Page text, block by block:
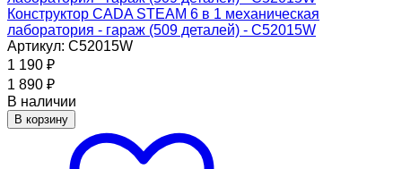
Конструктор CADA STEAM 6 в 1 механическая
лаборатория - гараж (509 деталей) - C52015W
Артикул: C52015W
1 190 ₽
1 890 ₽
В наличии
В корзину